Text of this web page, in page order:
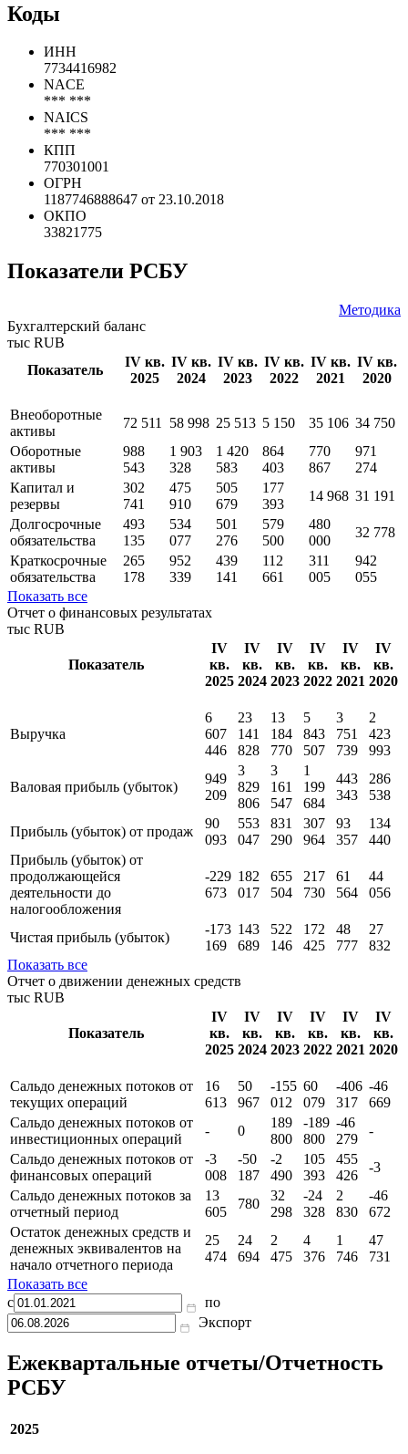
Коды
ИНН
7734416982
NACE
*** ***
NAICS
*** ***
КПП
770301001
ОГРН
1187746888647 от 23.10.2018
ОКПО
33821775
Показатели РСБУ
Методика
Бухгалтерский баланс
тыс RUB
Показатель
IV кв.
2025
IV кв.
2024
IV кв.
2023
IV кв.
2022
IV кв.
2021
IV кв.
2020
Внеоборотные
активы
72 511 58 998 25 513 5 150 35 106 34 750
Оборотные
активы
988
543
1 903
328
1 420
583
864
403
770
867
971
274
Капитал и
резервы
302
741
475
910
505
679
177
393
14 968 31 191
Долгосрочные
обязательства
493
135
534
077
501
276
579
500
480
000
32 778
Краткосрочные
обязательства
265
178
952
339
439
141
112
661
311
005
942
055
Показать все
Отчет о финансовых результатах
тыс RUB
Показатель
IV
кв.
2025
IV
кв.
2024
IV
кв.
2023
IV
кв.
2022
IV
кв.
2021
IV
кв.
2020
Выручка
6
607
446
23
141
828
13
184
770
5
843
507
3
751
739
2
423
993
Валовая прибыль (убыток)
949
209
3
829
806
3
161
547
1
199
684
443
343
286
538
Прибыль (убыток) от продаж
90
093
553
047
831
290
307
964
93
357
134
440
Прибыль (убыток) от
продолжающейся
деятельности до
налогообложения
-229
673
182
017
655
504
217
730
61
564
44
056
Чистая прибыль (убыток)
-173
169
143
689
522
146
172
425
48
777
27
832
Показать все
Отчет о движении денежных средств
тыс RUB
Показатель
IV
кв.
2025
IV
кв.
2024
IV
кв.
2023
IV
кв.
2022
IV
кв.
2021
IV
кв.
2020
Сальдо денежных потоков от
текущих операций
16
613
50
967
-155
012
60
079
-406
317
-46
669
Сальдо денежных потоков от
инвестиционных операций
- 0
189
800
-189
800
-46
279
-
Сальдо денежных потоков от
финансовых операций
-3
008
-50
187
-2
490
105
393
455
426
-3
Сальдо денежных потоков за
отчетный период
13
605
780
32
298
-24
328
2
830
-46
672
Остаток денежных средств и
денежных эквивалентов на
начало отчетного периода
25
474
24
694
2
475
4
376
1
746
47
731
Показать все
с
по
Экспорт
Ежеквартальные отчеты/Отчетность
РСБУ
2025